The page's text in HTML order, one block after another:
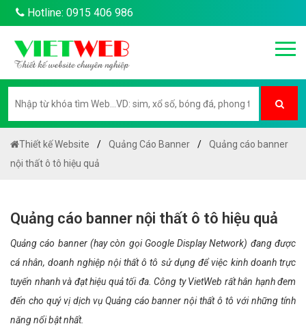
Hotline: 0915 406 986
Thiết kế Website Quảng Cáo Banner
Quảng cáo banner
nội thất ô tô hiệu quả
Quảng cáo banner nội thất ô tô hiệu quả
Quảng cáo banner (hay còn gọi Google Display Network) đang được
cá nhân, doanh nghiệp nội thất ô tô sử dụng để việc kinh doanh trực
tuyến nhanh và đạt hiệu quả tối đa. Công ty VietWeb rất hân hạnh đem
đến cho quý vị dịch vụ Quảng cáo banner nội thất ô tô với những tính
năng nổi bật nhất.